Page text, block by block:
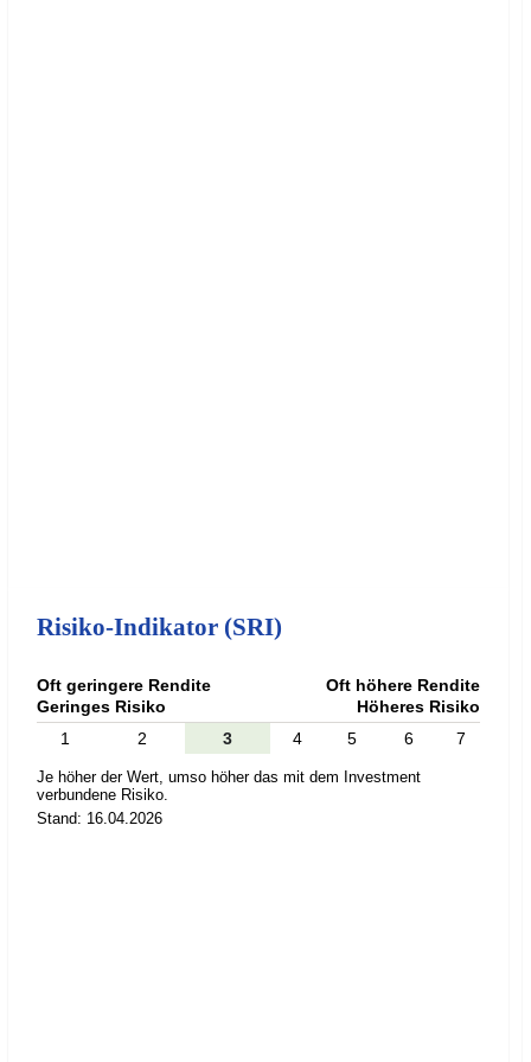
Risiko-Indikator (SRI)
Oft geringere Rendite
Geringes Risiko
Oft höhere Rendite
Höheres Risiko
1
2 3 4 5 6 7
Je höher der Wert, umso höher das mit dem Investment
verbundene Risiko.
Stand: 16.04.2026